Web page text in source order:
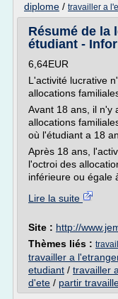
diplome / travailler a
Résumé de la
étudiant -
6,64EUR
L'activité lucrative
allocations
Avant 18 ans, il n'y
allocations
où l'étudiant a 18
Après 18 ans,
l'octroi des
inférieure ou égale
Lire la suite
Site : http://
Thèmes liés :
travailler a
etudiant / travailler
d'ete / partir